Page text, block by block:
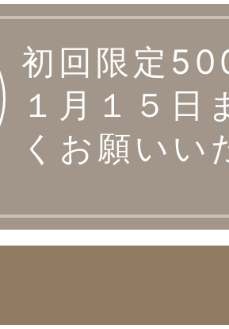
初回限定
１月１５日
くお願いい